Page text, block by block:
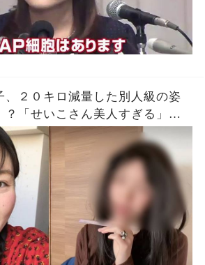
、２０キロ減量した別人級の姿
「せいこさん美人すぎる」
なった」